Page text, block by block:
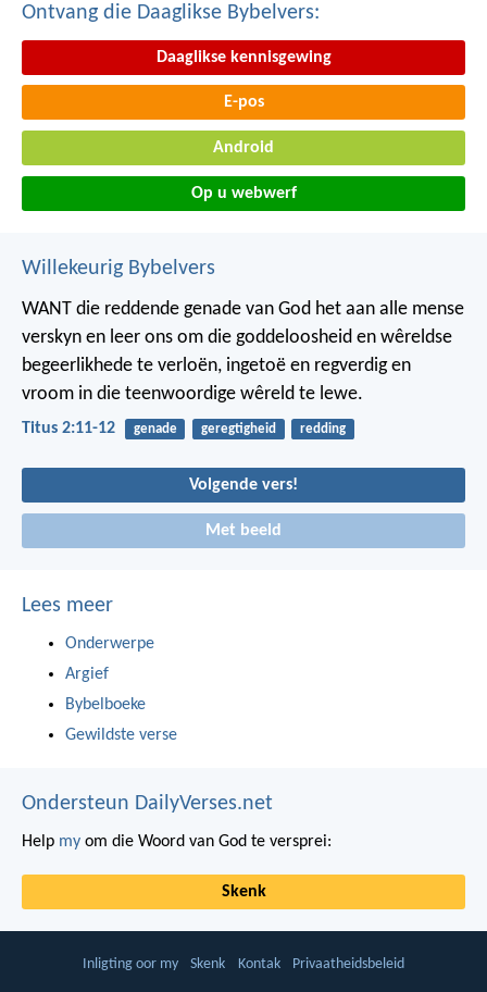
Ontvang die Daaglikse Bybelvers:
Daaglikse kennisgewing
E-pos
Android
Op u webwerf
Willekeurig Bybelvers
WANT die reddende genade van God het aan alle mense
verskyn en leer ons om die goddeloosheid en wêreldse
begeerlikhede te verloën, ingetoë en regverdig en
vroom in die teenwoordige wêreld te lewe.
Titus 2:11-12 genade geregtigheid redding
Volgende vers!
Met beeld
Lees meer
Onderwerpe
Argief
Bybelboeke
Gewildste verse
Ondersteun DailyVerses.net
Help my om die Woord van God te versprei:
Skenk
Inligting oor my Skenk Kontak Privaatheidsbeleid